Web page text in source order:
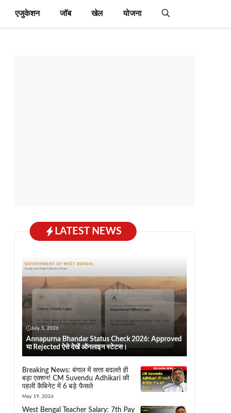
एजुकेशन जॉब खेल योजना
LATEST NEWS
July 5, 2026
Annapurna Bhandar Status Check 2026: Approved
या Rejected ऐसे देखें ऑनलाइन स्टेटस।
Breaking News: बंगाल में सत्ता बदलते ही
बड़ा एक्शन! CM Suvendu Adhikari की
पहली कैबिनेट में 6 बड़े फैसले
May 19, 2026
West Bengal Teacher Salary: 7th Pay